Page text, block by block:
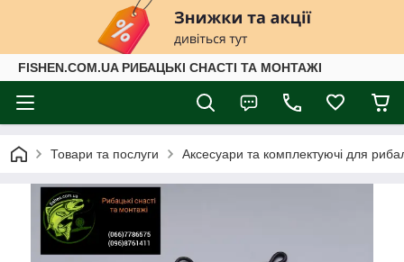
FISHEN.COM.UA РИБАЦЬКІ СНАСТІ ТА МОНТАЖІ
Товари та послуги Аксесуари та комплектуючі для